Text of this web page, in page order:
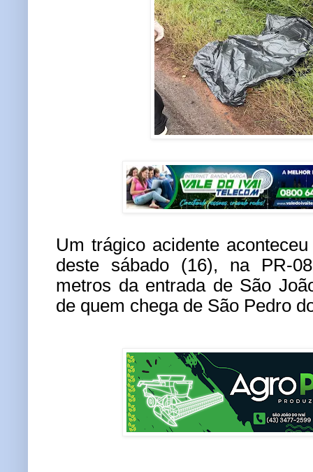
Um trágico acidente
deste sábado (16), na PR-
metros da entrada de São
de quem chega de São Pedro